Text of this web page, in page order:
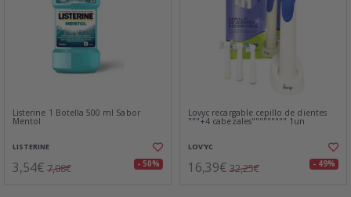
Listerine 1 Botella 500 ml Sabor
Mentol
LISTERINE
3,54€ 7,08€ - 50%
Lovyc recargable cepillo de dientes
"""+4 cabezales""""""""" 1un
LOV'YC
16,39€ 32,25€ - 49%